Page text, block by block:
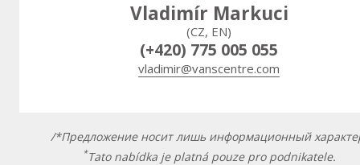
Vladimír Markuci
(CZ, EN)
(+420) 775 005 055
vladimir@vanscentre.com
/*Предложение носит лишь информационный
*Tato nabídka je platná pouze pro podnikatele.